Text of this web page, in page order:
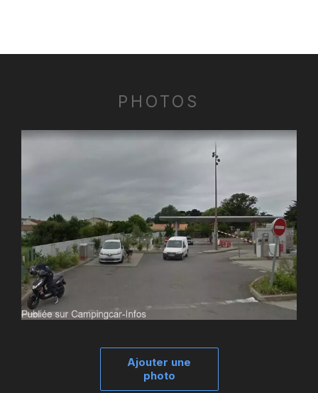
PHOTOS
Ajouter une
photo